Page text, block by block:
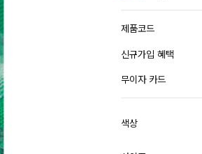
제품코드
신규가입 혜택
무이자 카드
색상